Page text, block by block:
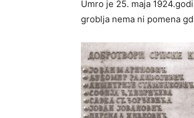
Umro je 25. maja
groblja nema ni pomena